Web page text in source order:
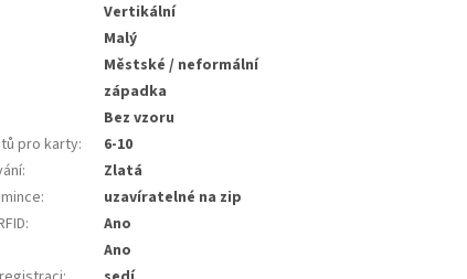
Vertikální
Malý
Městské / neformální
západka
Bez vzoru
pro karty:
6-10
:
Zlatá
:
uzavíratelné na zip
:
Ano
Ano